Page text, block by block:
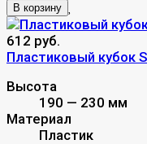
В корзину
612 руб.
Пластиковый кубок
Высота
190 — 230 мм
Материал
Пластик